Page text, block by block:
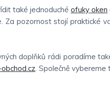
také jednoduché ofuky oken
Za pozornost stojí praktické
doplňků rádi poradíme
. Společně vybereme